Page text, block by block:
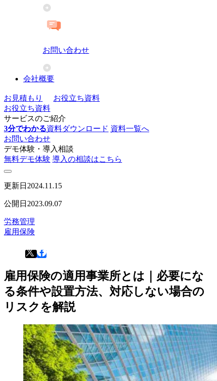
お問い合わせ
会社概要
お見積もり
お役立ち資料
お役立ち資料
サービスのご紹介
3分でわかる資料ダウンロード 資料一覧へ
お問い合わせ
デモ体験・導入相談
無料デモ体験 導入の相談はこちら
更新日 2024.11.15
公開日 2023.09.07
労務管理
雇用保険
雇用保険の適用事業所とは｜必要にな
る条件や設置方法、対応しない場合の
リスクを解説